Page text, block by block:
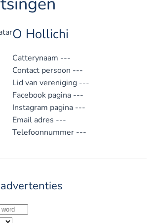
O Hollichi
Catterynaam ---
Contact persoon ---
Lid van vereniging ---
Facebook pagina ---
Instagram pagina ---
Email adres ---
Telefoonnummer ---